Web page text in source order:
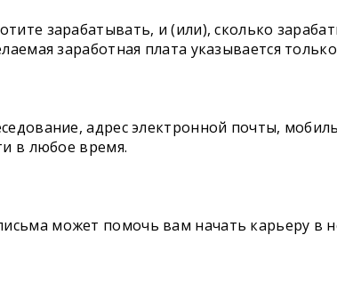
зарабатывать, и (или), сколько
заработная плата указывается
адрес электронной почты,
в любое время.
может помочь вам начать карьеру в